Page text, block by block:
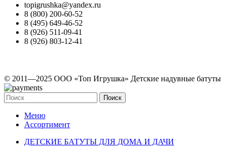
topigrushka@yandex.ru
8 (800) 200-60-52
8 (495) 649-46-52
8 (926) 511-09-41
8 (926) 803-12-41
© 2011—2025 ООО «Топ Игрушка» Детские надувные батуты
Поиск
Меню
Ассортимент
ДЕТСКИЕ БАТУТЫ ДЛЯ ДОМА И ДАЧИ